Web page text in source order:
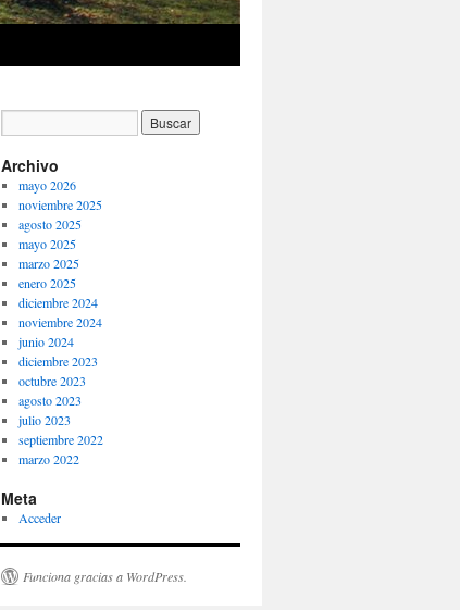
Archivo
mayo 2026
noviembre 2025
agosto 2025
mayo 2025
marzo 2025
enero 2025
diciembre 2024
noviembre 2024
junio 2024
diciembre 2023
octubre 2023
agosto 2023
julio 2023
septiembre 2022
marzo 2022
Meta
Acceder
Funciona gracias a WordPress.